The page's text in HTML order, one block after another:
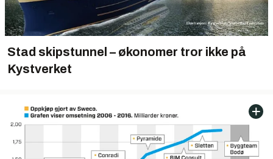
Stad skipstunnel – økonomer tror ikke på
Kystverket